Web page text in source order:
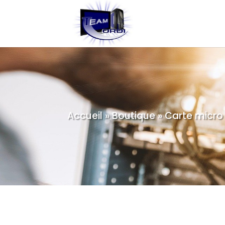
Accueil»Boutique»Carte micro